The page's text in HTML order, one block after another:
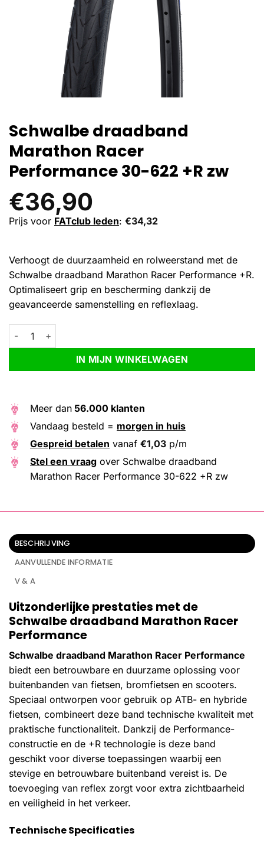
Schwalbe draadband
Marathon Racer
Performance 30-622 +R zw
€36,90
Prijs voor FATclub leden: €34,32
Verhoogt de duurzaamheid en rolweerstand met de
Schwalbe draadband Marathon Racer Performance +R.
Optimaliseert grip en bescherming dankzij de
geavanceerde samenstelling en reflexlaag.
Schwalbe draadband Marathon Racer Performance 30-622 +R
IN MIJN WINKELWAGEN
Alternative:
Meer dan 56.000 klanten
Vandaag besteld = morgen in huis
Gespreid betalen vanaf €1,03 p/m
Stel een vraag over Schwalbe draadband
Marathon Racer Performance 30-622 +R zw
BESCHRIJVING
AANVULLENDE INFORMATIE
V & A
Uitzonderlijke prestaties met de
Schwalbe draadband Marathon Racer
Performance
Schwalbe draadband Marathon Racer Performance
biedt een betrouwbare en duurzame oplossing voor
buitenbanden van fietsen, bromfietsen en scooters.
Speciaal ontworpen voor gebruik op ATB- en hybride
fietsen, combineert deze band technische kwaliteit met
praktische functionaliteit. Dankzij de Performance-
constructie en de +R technologie is deze band
geschikt voor diverse toepassingen waarbij een
stevige en betrouwbare buitenband vereist is. De
toevoeging van reflex zorgt voor extra zichtbaarheid
en veiligheid in het verkeer.
Technische Specificaties